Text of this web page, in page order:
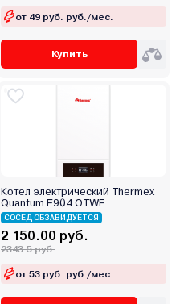
от 49 руб. руб./мес.
Купить
Котел электрический Thermex
Quantum E904 OTWF
СОСЕД ОБЗАВИДУЕТСЯ
2 150.00 руб.
2343.5 руб.
от 53 руб. руб./мес.